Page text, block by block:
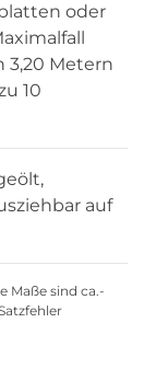
oder
3,20 Metern
10
auf
Maße sind ca.-